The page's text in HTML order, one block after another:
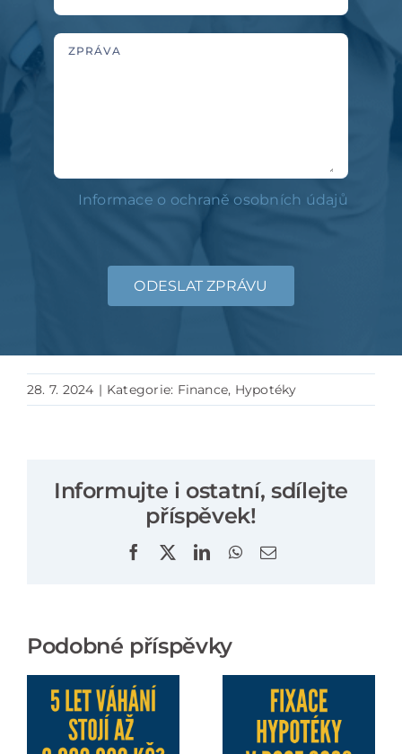
ZPRÁVA
Informace o ochraně osobních údajů
ODESLAT ZPRÁVU
28. 7. 2024 | Kategorie: Finance, Hypotéky
Informujte i ostatní, sdílejte
příspěvek!
Facebook LinkedInWhatsApp
E-
Podobné příspěvky